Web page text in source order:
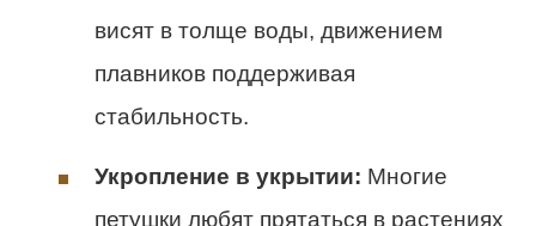
висят в толще воды, движением
плавников поддерживая
стабильность.
Укропление в укрытии: Многие
петушки любят прятаться в растениях